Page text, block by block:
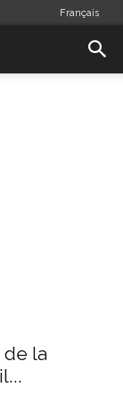
Français
la